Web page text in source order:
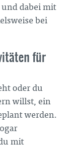
dabei mit
bei
für
oder du
willst, ein
werden.
mit